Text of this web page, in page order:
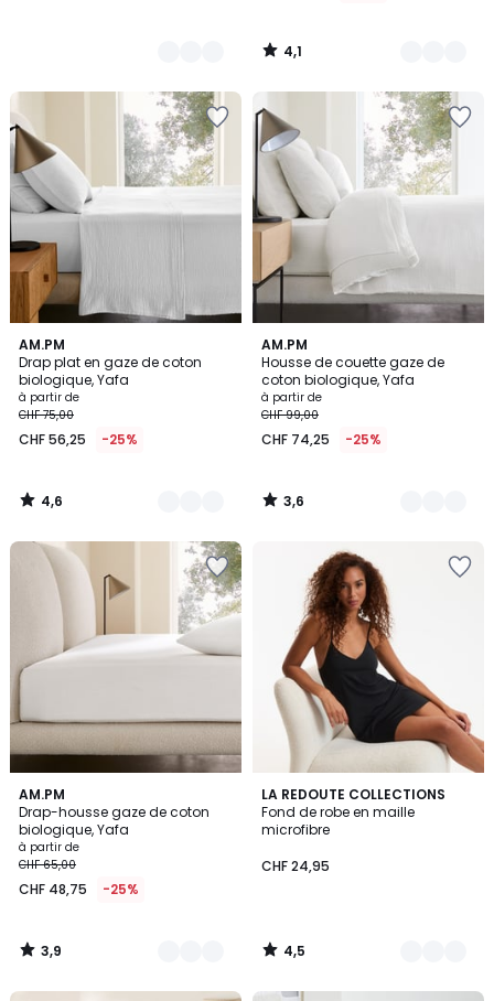
4,1
/
AM.PM
Drap plat en gaze de coton
biologique, Yafa
à partir de
CHF 75,00
CHF 56,25 -25%
4,6
/ 5
20
Couleurs
4,6
/
AM.PM
Housse de couette gaze de
coton biologique, Yafa
à partir de
CHF 99,00
CHF 74,25 -25%
3,6
/ 5
20
Couleurs
3,6
/
AM.PM
Drap-housse gaze de coton
biologique, Yafa
à partir de
CHF 65,00
CHF 48,75 -25%
3,9
/ 5
20
Couleurs
3,9
/
LA REDOUTE COLLECTIONS
Fond de robe en maille
microfibre
CHF 24,95
4,5
/ 5
2
Couleurs
4,5
/